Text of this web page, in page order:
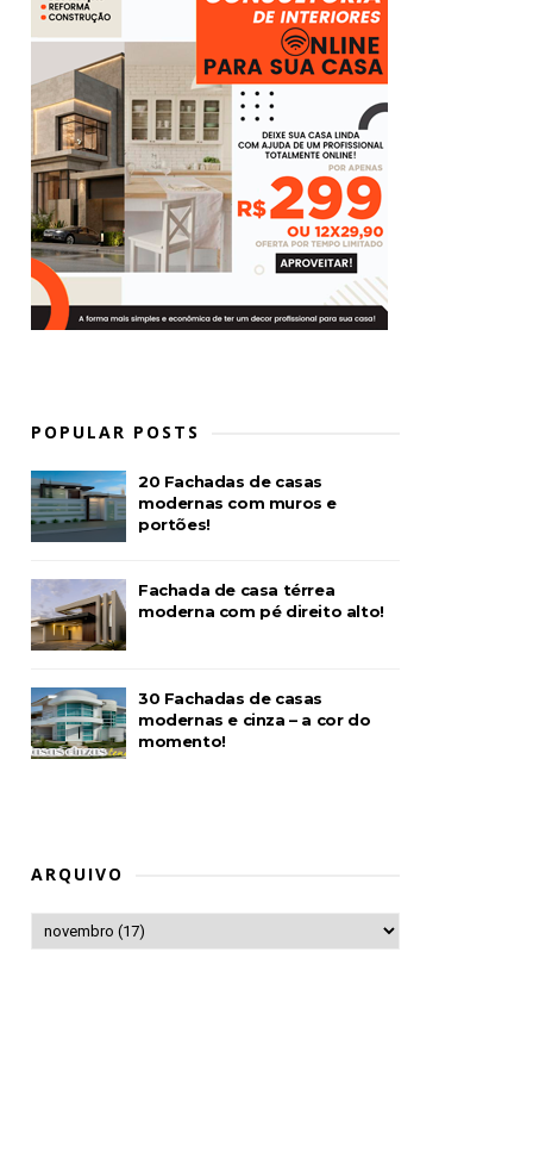
POPULAR POSTS
20 Fachadas de casas
modernas com muros e
portões!
Fachada de casa térrea
moderna com pé direito alto!
30 Fachadas de casas
modernas e cinza – a cor do
momento!
ARQUIVO